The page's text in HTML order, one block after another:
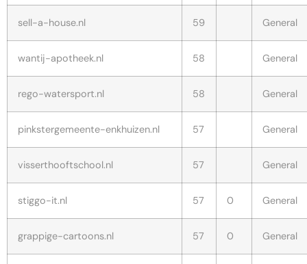
sell-a-house.nl 59 General
wantij-apotheek.nl 58 General
rego-watersport.nl 58 General
pinkstergemeente-enkhuizen.nl 57 General
visserthooftschool.nl 57 General
stiggo-it.nl 57 0 General
grappige-cartoons.nl 57 0 General